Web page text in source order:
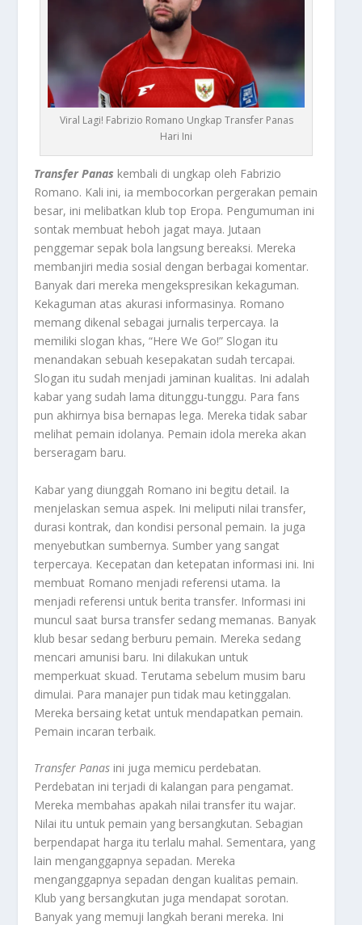
Viral Lagi! Fabrizio Romano Ungkap Transfer Panas
Hari Ini
Transfer Panas kembali di ungkap oleh Fabrizio
Romano. Kali ini, ia membocorkan pergerakan pemain
besar, ini melibatkan klub top Eropa. Pengumuman ini
sontak membuat heboh jagat maya. Jutaan
penggemar sepak bola langsung bereaksi. Mereka
membanjiri media sosial dengan berbagai komentar.
Banyak dari mereka mengekspresikan kekaguman.
Kekaguman atas akurasi informasinya. Romano
memang dikenal sebagai jurnalis terpercaya. Ia
memiliki slogan khas, “Here We Go!” Slogan itu
menandakan sebuah kesepakatan sudah tercapai.
Slogan itu sudah menjadi jaminan kualitas. Ini adalah
kabar yang sudah lama ditunggu-tunggu. Para fans
pun akhirnya bisa bernapas lega. Mereka tidak sabar
melihat pemain idolanya. Pemain idola mereka akan
berseragam baru.
Kabar yang diunggah Romano ini begitu detail. Ia
menjelaskan semua aspek. Ini meliputi nilai transfer,
durasi kontrak, dan kondisi personal pemain. Ia juga
menyebutkan sumbernya. Sumber yang sangat
terpercaya. Kecepatan dan ketepatan informasi ini. Ini
membuat Romano menjadi referensi utama. Ia
menjadi referensi untuk berita transfer. Informasi ini
muncul saat bursa transfer sedang memanas. Banyak
klub besar sedang berburu pemain. Mereka sedang
mencari amunisi baru. Ini dilakukan untuk
memperkuat skuad. Terutama sebelum musim baru
dimulai. Para manajer pun tidak mau ketinggalan.
Mereka bersaing ketat untuk mendapatkan pemain.
Pemain incaran terbaik.
Transfer Panas ini juga memicu perdebatan.
Perdebatan ini terjadi di kalangan para pengamat.
Mereka membahas apakah nilai transfer itu wajar.
Nilai itu untuk pemain yang bersangkutan. Sebagian
berpendapat harga itu terlalu mahal. Sementara, yang
lain menganggapnya sepadan. Mereka
menganggapnya sepadan dengan kualitas pemain.
Klub yang bersangkutan juga mendapat sorotan.
Banyak yang memuji langkah berani mereka. Ini